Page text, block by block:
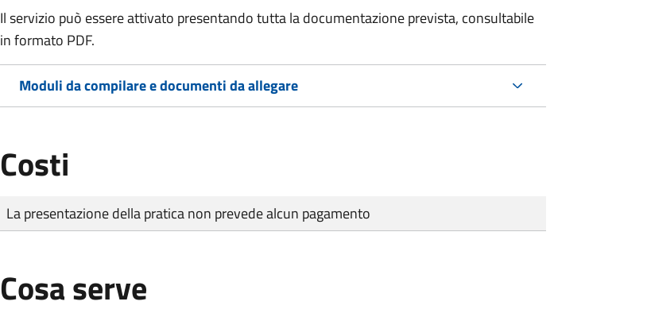
Il servizio può essere attivato presentando tutta la documentazione prevista, consultabile
in formato PDF.
Moduli da compilare e documenti da allegare
Costi
Tipo di pagamento
Importo
La presentazione della pratica non prevede alcun pagamento
Cosa serve